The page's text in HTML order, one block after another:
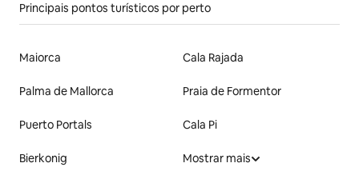
Principais pontos turísticos por perto
Maiorca Cala Rajada
Palma de Mallorca Praia de Formentor
Puerto Portals Cala Pi
Bierkonig Mostrar mais